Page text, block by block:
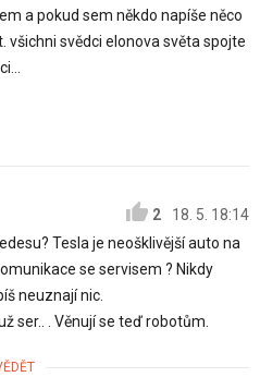
a pokud sem někdo napíše něco
svědci elonova světa spojte
2
18. 5. 18:14
Tesla je neošklivější auto na
se servisem ? Nikdy
neuznají nic.
ser.. . Věnují se teď robotům.